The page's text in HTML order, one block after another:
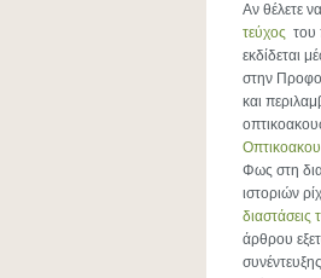
Αν θέλετε
τεύχος του
εκδίδεται
στην
και
Φως στη
ιστοριών
διαστάσεις
άρθρου